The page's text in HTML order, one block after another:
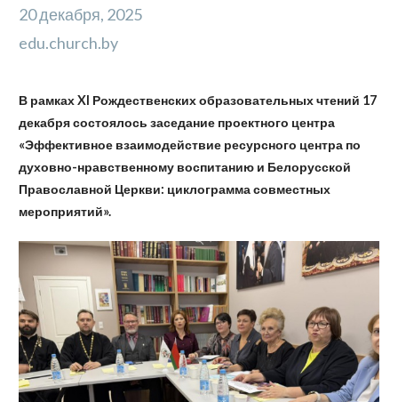
20 декабря, 2025
edu.church.by
В рамках XI Рождественских образовательных чтений 17
декабря состоялось заседание проектного центра
«Эффективное взаимодействие ресурсного центра по
духовно-нравственному воспитанию и Белорусской
Православной Церкви: циклограмма совместных
мероприятий».